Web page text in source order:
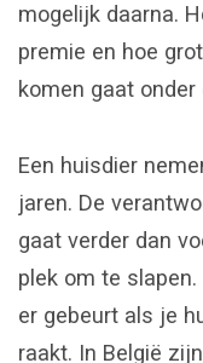
mogelijk daarna.
premie en hoe
komen gaat onder
Een huisdier
jaren. De
gaat verder dan
plek om te
er gebeurt als je
raakt. In België